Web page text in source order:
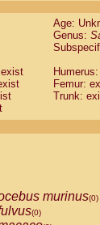
(0)
(0)
(1)
(0)
(0)
Age:
Genus:
Femur:
Trunk:
murinus(0)
(0)